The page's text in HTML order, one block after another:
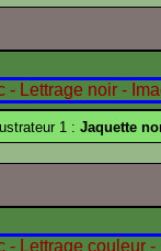
1 : Jaquette